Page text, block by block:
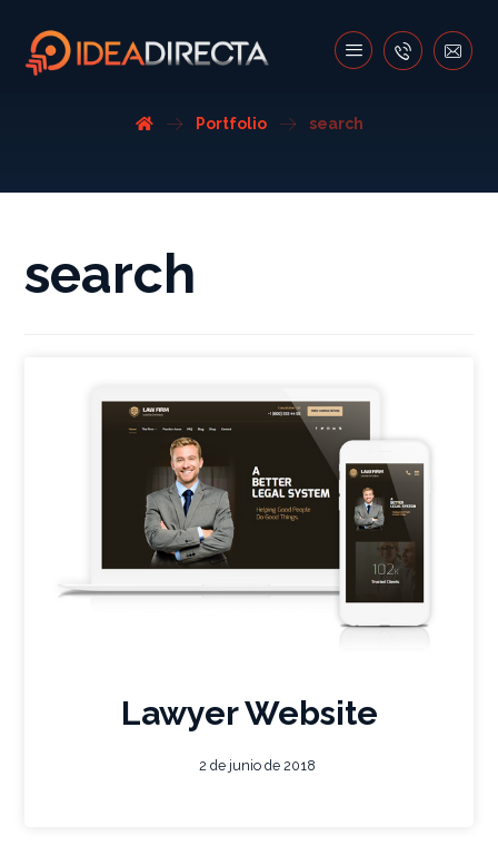
Portfolio search
search
Lawyer Website
2 de junio de 2018